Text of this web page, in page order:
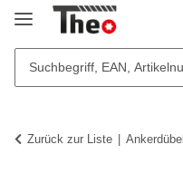
Zurück zur Liste Ankerdübel